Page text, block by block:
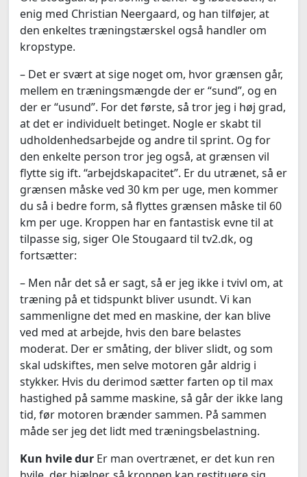
enig med Christian Neergaard, og han tilføjer, at
den enkeltes træningstærskel også handler om
kropstype.
– Det er svært at sige noget om, hvor grænsen går,
mellem en træningsmængde der er “sund”, og en
der er “usund”. For det første, så tror jeg i høj grad,
at det er individuelt betinget. Nogle er skabt til
udholdenhedsarbejde og andre til sprint. Og for
den enkelte person tror jeg også, at grænsen vil
flytte sig ift. “arbejdskapacitet”. Er du utrænet, så er
grænsen måske ved 30 km per uge, men kommer
du så i bedre form, så flyttes grænsen måske til 60
km per uge. Kroppen har en fantastisk evne til at
tilpasse sig, siger Ole Stougaard til tv2.dk, og
fortsætter:
– Men når det så er sagt, så er jeg ikke i tvivl om, at
træning på et tidspunkt bliver usundt. Vi kan
sammenligne det med en maskine, der kan blive
ved med at arbejde, hvis den bare belastes
moderat. Der er småting, der bliver slidt, og som
skal udskiftes, men selve motoren går aldrig i
stykker. Hvis du derimod sætter farten op til max
hastighed på samme maskine, så går der ikke lang
tid, før motoren brænder sammen. På sammen
måde ser jeg det lidt med træningsbelastning.
Kun hvile dur Er man overtrænet, er det kun ren